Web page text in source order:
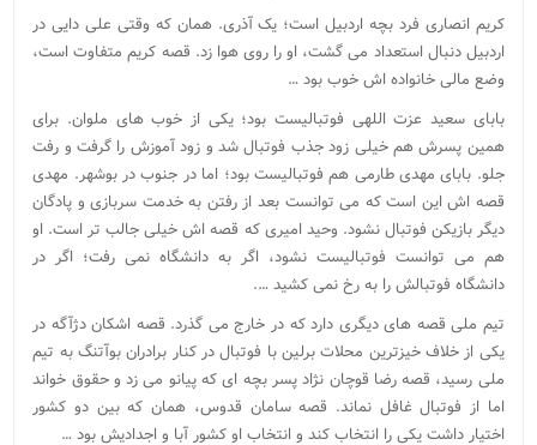
کریم انصاری فرد بچه اردبیل است؛ یک آذری. همان که وقتی علی دایی در
اردبیل دنبال استعداد می گشت، او را روی هوا زد. قصه کریم متفاوت است،
وضع مالی خانواده اش خوب بود …
بابای سعید عزت اللهی فوتبالیست بود؛ یکی از خوب های ملوان. برای
همین پسرش هم خیلی زود جذب فوتبال شد و زود آموزش را گرفت و رفت
جلو. بابای مهدی طارمی هم فوتبالیست بود؛ اما در جنوب در بوشهر. مهدی
قصه اش این است که می توانست بعد از رفتن به خدمت سربازی و پادگان
دیگر بازیکن فوتبال نشود. وحید امیری که قصه اش خیلی جالب تر است. او
هم می توانست فوتبالیست نشود، اگر به دانشگاه نمی رفت؛ اگر در
دانشگاه فوتبالش را به رخ نمی کشید ….
تیم ملی قصه های دیگری دارد که در خارج می گذرد. قصه اشکان دژآگه در
یکی از خلاف خیزترین محلات برلین با فوتبال در کنار برادران بوآتنگ به تیم
ملی رسید، قصه رضا قوچان نژاد پسر بچه ای که پیانو می زد و حقوق خواند
اما از فوتبال غافل نماند. قصه سامان قدوس، همان که بین دو کشور
اختیار داشت یکی را انتخاب کند و انتخاب او کشور آبا و اجدادیش بود …